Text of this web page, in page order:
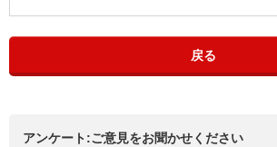
戻る
アンケート:ご意見をお聞かせください